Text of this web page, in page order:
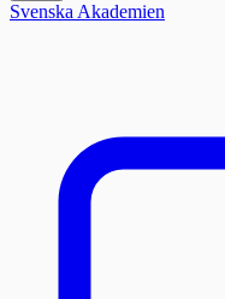
Svenska Akademien